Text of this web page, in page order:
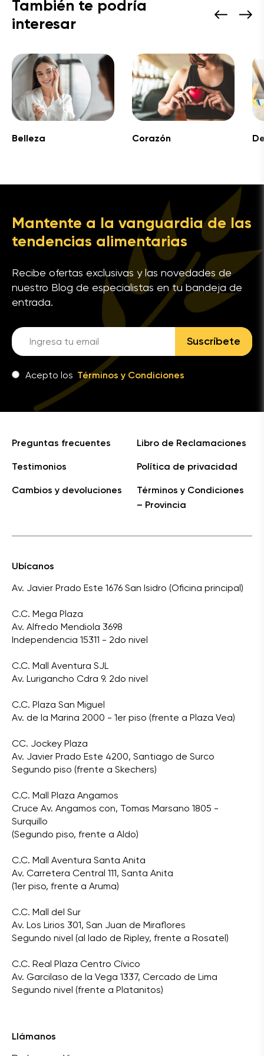
También te podría
interesar
Belleza Corazón
Mantente a la vanguardia de las
tendencias alimentarias
Recibe ofertas exclusivas y las novedades de
nuestro Blog de especialistas en tu bandeja de
entrada.
Suscríbete
Acepto los Términos y Condiciones
Preguntas frecuentes
Testimonios
Cambios y devoluciones
Libro de Reclamaciones
Política de privacidad
Términos y Condiciones
– Provincia
Ubícanos
Av. Javier Prado Este 1676 San Isidro (Oficina principal)
C.C. Mega Plaza
Av. Alfredo Mendiola 3698
Independencia 15311 - 2do nivel
C.C. Mall Aventura SJL
Av. Lurigancho Cdra 9. 2do nivel
C.C. Plaza San Miguel
Av. de la Marina 2000 - 1er piso (frente a Plaza Vea)
CC. Jockey Plaza
Av. Javier Prado Este 4200, Santiago de Surco
Segundo piso (frente a Skechers)
C.C. Mall Plaza Angamos
Cruce Av. Angamos con, Tomas Marsano 1805 -
Surquillo
(Segundo piso, frente a Aldo)
C.C. Mall Aventura Santa Anita
Av. Carretera Central 111, Santa Anita
(1er piso, frente a Aruma)
C.C. Mall del Sur
Av. Los Lirios 301, San Juan de Miraflores
Segundo nivel (al lado de Ripley, frente a Rosatel)
C.C. Real Plaza Centro Cívico
Av. Garcilaso de la Vega 1337, Cercado de Lima
Segundo nivel (frente a Platanitos)
Llámanos